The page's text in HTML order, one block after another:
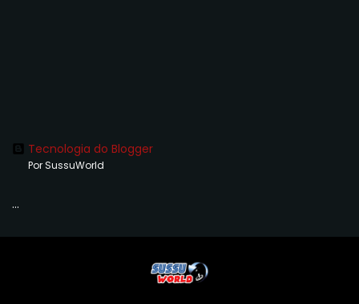
Tecnologia do Blogger
Por SussuWorld
...